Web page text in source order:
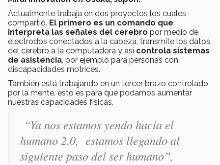
Actualmente trabaja en dos proyectos los cuales
compartió. El primero es un comando que
interpreta las señales del cerebro por medio de
electrodos conectados a la cabeza, transmite los datos
del cerebro a la computadora y así controla sistemas
de asistencia , por ejemplo para personas con
discapacidades motrices.
También está trabajando en un tercer brazo controlado
por la mente, esto es para que podamos aumentar
nuestras capacidades físicas.
“Ya nos estamos yendo hacia el
humano 2.0, estamos llegando al
siguiente paso del ser humano”,